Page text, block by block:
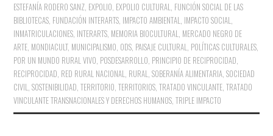
ESTEFANÍA RODERO SANZ EXPOLIO EXPOLIO CULTURAL FUNCIÓN SOCIAL DE LAS
BIBLIOTECAS FUNDACIÓN INTERARTS IMPACTO AMBIENTAL IMPACTO SOCIAL
INMATRICULACIONES INTERARTS MEMORIA BIOCULTURAL MERCADO NEGRO DE
ARTE MONDIACULT, MUNICIPALISMO ODS PAISAJE CULTURAL POLÍTICAS CULTURALES
POR UN MUNDO RURAL VIVO POSDESARROLLO PRINCIPIO DE RECIPROCIDAD
RECIPROCIDAD RED RURAL NACIONAL RURAL ,SOBERANÍA ALIMENTARIA ,SOCIEDAD
CIVIL ,SOSTENIBILIDAD ,TERRITORIO ,TERRITORIOS ,TRATADO VINCULANTE ,TRATADO
VINCULANTE TRANSNACIONALES Y DERECHOS HUMANOS ,TRIPLE IMPACTO